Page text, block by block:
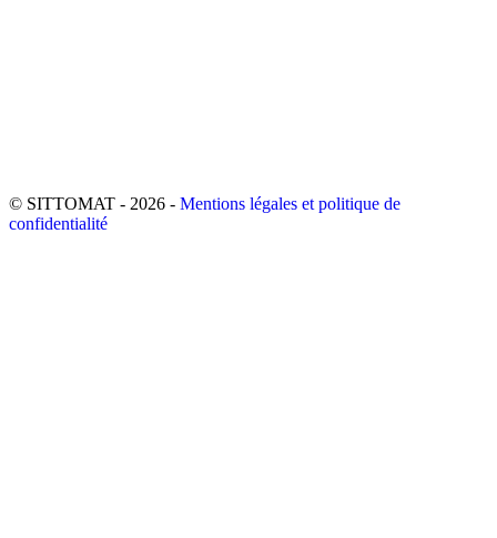
© SITTOMAT - 2026 - Mentions légales et politique de
confidentialité